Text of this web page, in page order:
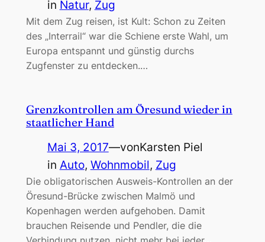
in Natur, Zug
Mit dem Zug reisen, ist Kult: Schon zu Zeiten
des „Interrail“ war die Schiene erste Wahl, um
Europa entspannt und günstig durchs
Zugfenster zu entdecken.…
Grenzkontrollen am Öresund wieder in
staatlicher Hand
Mai 3, 2017—vonKarsten Piel
in Auto, Wohnmobil, Zug
Die obligatorischen Ausweis-Kontrollen an der
Öresund-Brücke zwischen Malmö und
Kopenhagen werden aufgehoben. Damit
brauchen Reisende und Pendler, die die